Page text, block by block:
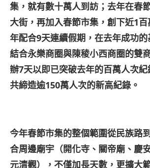
集，就有數十萬人到訪；去年在春
大街，再加入春節市集，創下近1
年配合9天連續假期，在去年成功
結合永樂商圈與陳稜小西商圈的雙
辦7天以即已突破去年的百萬人次
共締造逾150萬人次的新高紀錄。
今年春節市集的整個範圍從民族路
合周邊廟宇（開化寺、關帝廟、慶
元清觀），不僅加長天數，更擴大